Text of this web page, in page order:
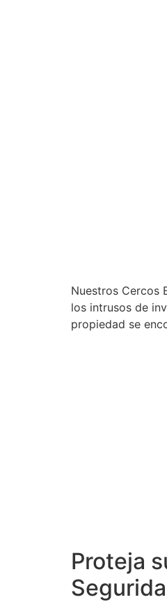
Nuestros Cercos
los intrusos de
propiedad se
Proteja